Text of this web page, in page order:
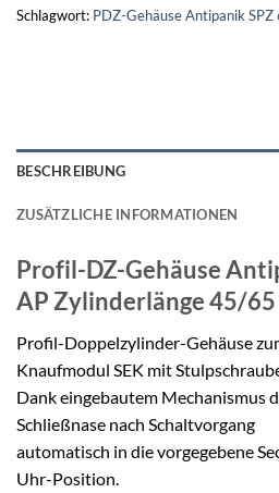
Schlagwort: PDZ-Gehäuse Antipanik
BESCHREIBUNG
ZUSÄTZLICHE INFORMATIONEN
Profil-DZ-Gehäuse
APZylinderlänge 45/65
Profil-Doppelzylinder-Gehäuse
Knaufmodul SEK mit
Dank eingebautem Mechanismus
Schließnase nach Schaltvorgang
automatisch in die vorgegebene
Uhr-Position.